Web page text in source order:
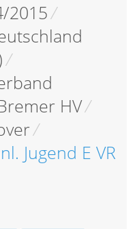
2015/
/
HV/
/
Jugend E VR